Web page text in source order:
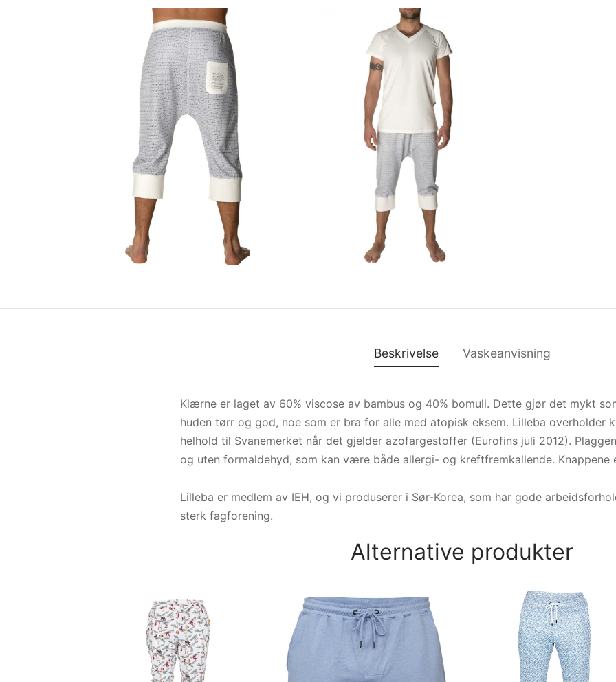
Beskrivelse Vaskeanvisning
Klærne er laget av 60% viscose av bambus og 40% bomull. Dette gjør det mykt
huden tørr og god, noe som er bra for alle med atopisk eksem. Lilleba overholder
helhold til Svanemerket når det gjelder azofargestoffer (Eurofins juli 2012).
og uten formaldehyd, som kan være både allergi- og kreftfremkallende. Knappene
Lilleba er medlem av IEH, og vi produserer i Sør-Korea, som har gode
sterk fagforening.
Alternative produkter